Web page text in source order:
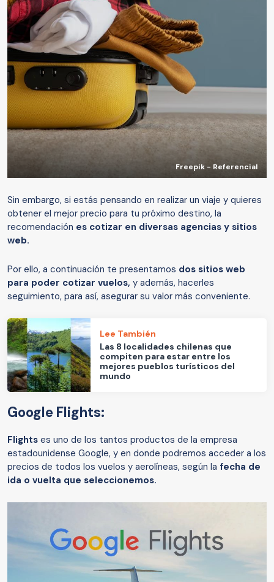
Freepik - Referencial
Sin embargo, si estás pensando en realizar un viaje y quieres
obtener el mejor precio para tu próximo destino, la
recomendación es cotizar en diversas agencias y sitios
web.
Por ello, a continuación te presentamos dos sitios web
para poder cotizar vuelos, y además, hacerles
seguimiento, para así, asegurar su valor más conveniente.
Lee También
Las 8 localidades chilenas que
compiten para estar entre los
mejores pueblos turísticos del
mundo
Google Flights:
Flights es uno de los tantos productos de la empresa
estadounidense Google, y en donde podremos acceder a los
precios de todos los vuelos y aerolíneas, según la fecha de
ida o vuelta que seleccionemos.